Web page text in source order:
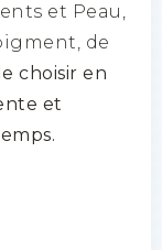
et Peau,
de
choisir en
et